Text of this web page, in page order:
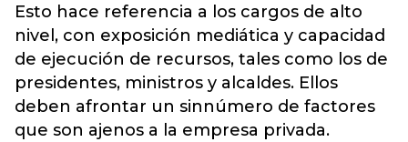
Esto hace referencia a los cargos de alto
nivel, con exposición mediática y capacidad
de ejecución de recursos, tales como los de
presidentes, ministros y alcaldes. Ellos
deben afrontar un sinnúmero de factores
que son ajenos a la empresa privada.